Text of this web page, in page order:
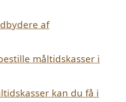
af
måltidskasser i
kan du få i